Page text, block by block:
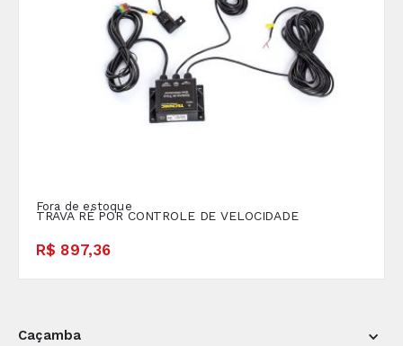
Fora de estoque
TRAVA RÉ POR CONTROLE DE VELOCIDADE
R$ 897,36
Caçamba